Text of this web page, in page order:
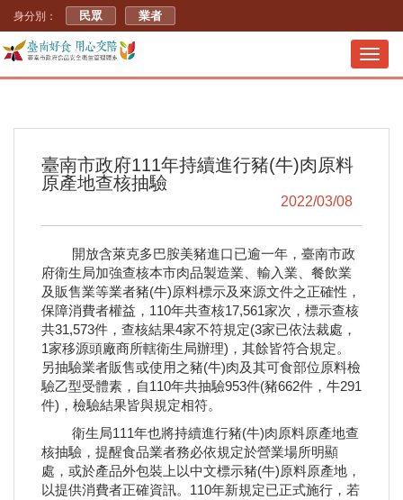
身分別： 民眾 業者
臺南市政府111年持續進行豬(牛)肉原料
原產地查核抽驗
2022/03/08
開放含萊克多巴胺美豬進口已逾一年，臺南市政
府衛生局加強查核本市肉品製造業、輸入業、餐飲業
及販售業等業者豬(牛)原料標示及來源文件之正確性，
保障消費者權益，110年共查核17,561家次，標示查核
共31,573件，查核結果4家不符規定(3家已依法裁處，
1家移源頭廠商所轄衛生局辦理)，其餘皆符合規定。
另抽驗業者販售或使用之豬(牛)肉及其可食部位原料檢
驗乙型受體素，自110年共抽驗953件(豬662件，牛291
件)，檢驗結果皆與規定相符。
衛生局111年也將持續進行豬(牛)肉原料原產地查
核抽驗，提醒食品業者務必依規定於營業場所明顯
處，或於產品外包裝上以中文標示豬(牛)原料原產地，
以提供消費者正確資訊。110年新規定已正式施行，若